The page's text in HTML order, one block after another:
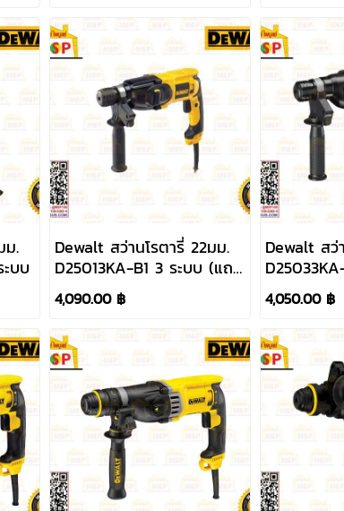
ม.
บบ
Dewalt สว่านโรตารี่ 22มม.
D25013KA-B1 3 ระบบ (แถม
4,090.00 ฿
Dewalt สว่
4,050.00 ฿